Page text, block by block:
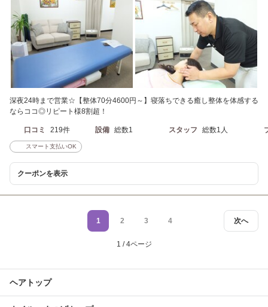
深夜24時まで営業☆【整体70分4600円～】寝落ちできる癒し整体を体感する
ならココ◎リピート様8割超！
口コミ 219件 設備 総数1 スタッフ 総数1人
スマート支払いOK
クーポンを表示
次へ
1 2 3 4
1 / 4ページ
ヘアトップ